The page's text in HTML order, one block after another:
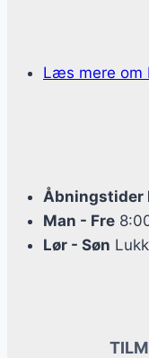
Læs mere om
Åbningstider
Man - Fre
Lør - Søn